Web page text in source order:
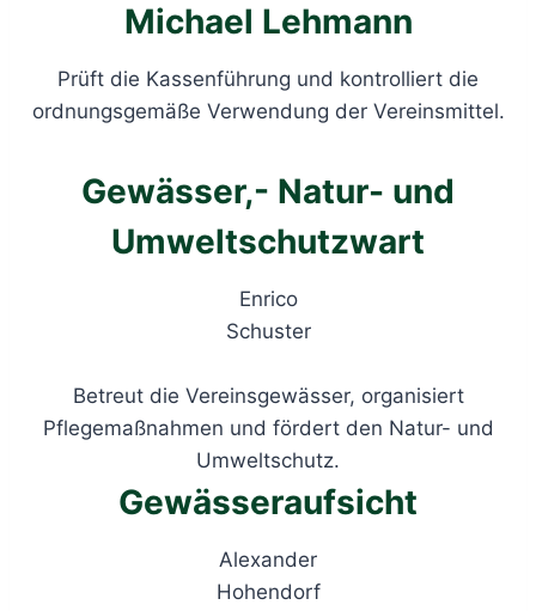
Michael Lehmann
Prüft die Kassenführung und kontrolliert die
ordnungsgemäße Verwendung der Vereinsmittel.
Gewässer,- Natur- und
Umweltschutzwart
Enrico
Schuster
Betreut die Vereinsgewässer, organisiert
Pflegemaßnahmen und fördert den Natur- und
Umweltschutz.
Gewässeraufsicht
Alexander
Hohendorf